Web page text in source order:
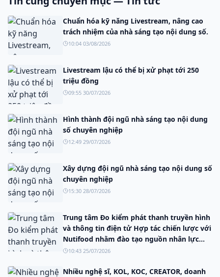
Chuẩn hóa kỹ năng Livestream, nâng cao
trách nhiệm của nhà sáng tạo nội dung số.
10:04 03/08/2026
Livestream lậu có thể bị xử phạt tới 250
triệu đồng
09:55 30/07/2026
Hình thành đội ngũ nhà sáng tạo nội dung
số chuyên nghiệp
12:49 29/07/2026
Xây dựng đội ngũ nhà sáng tạo nội dung số
chuyên nghiệp
15:30 28/07/2026
Trung tâm Đo kiểm phát thanh truyền hình
và thông tin điện tử Hợp tác chiến lược với
Nutifood nhằm đào tạo nguồn nhân lực
truyền thông số.
10:43 25/07/2026
Nhiều nghệ sĩ, KOL, KOC, CREATOR, doanh